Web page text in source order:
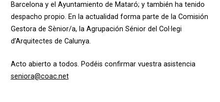
Barcelona y el Ayuntamiento de Mataró; y también ha tenido
despacho propio. En la actualidad forma parte de la Comisión
Gestora de Sènior/a, la Agrupación Sénior del Col·legi
d’Arquitectes de Calunya.
Acto abierto a todos. Podéis confirmar vuestra asistencia
seniora@coac.net